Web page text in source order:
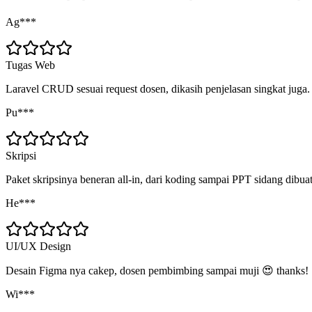
Ag***
Tugas Web
Laravel CRUD sesuai request dosen, dikasih penjelasan singkat juga.
Pu***
Skripsi
Paket skripsinya beneran all-in, dari koding sampai PPT sidang
He***
UI/UX Design
Desain Figma nya cakep, dosen pembimbing sampai muji 😍 thanks!
Wi***